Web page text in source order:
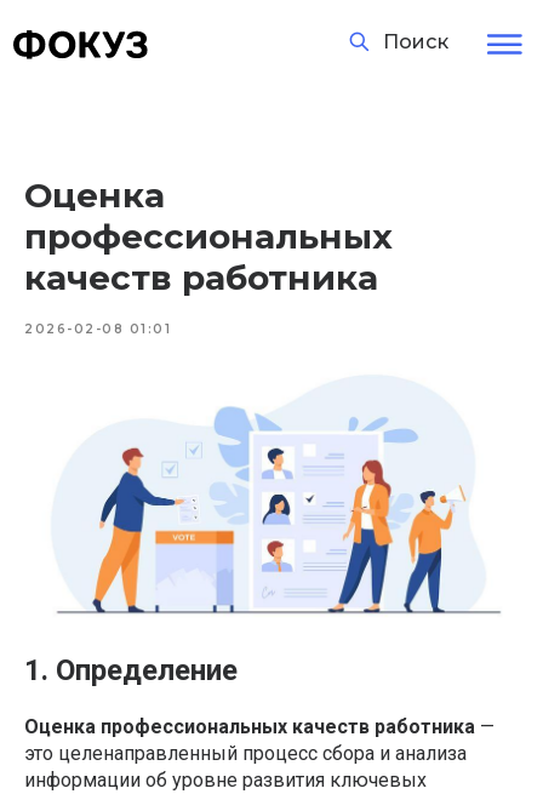
Поиск
Оценка
профессиональных
качеств работника
2026-02-08 01:01
1. Определение
Оценка профессиональных качеств работника —
это целенаправленный процесс сбора и анализа
информации об уровне развития ключевых